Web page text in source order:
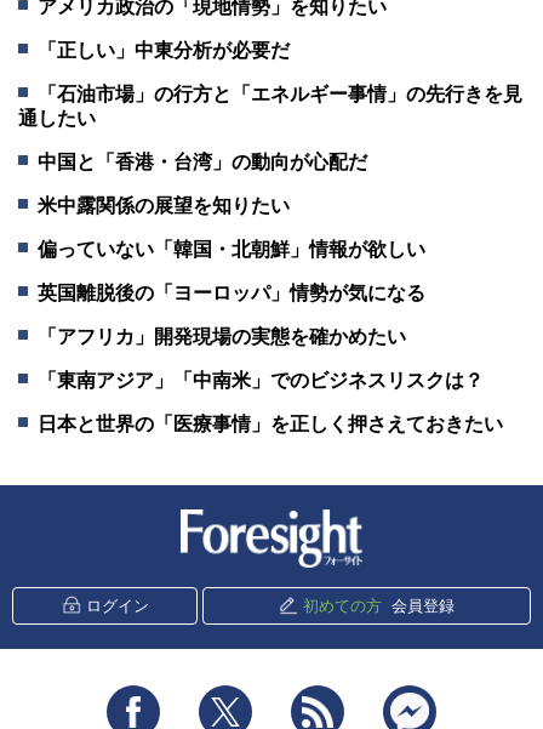
アメリカ政治の「現地情勢」を知りたい
「正しい」中東分析が必要だ
「石油市場」の行方と「エネルギー事情」の先行きを見
通したい
中国と「香港・台湾」の動向が心配だ
米中露関係の展望を知りたい
偏っていない「韓国・北朝鮮」情報が欲しい
英国離脱後の「ヨーロッパ」情勢が気になる
「アフリカ」開発現場の実態を確かめたい
「東南アジア」「中南米」でのビジネスリスクは？
日本と世界の「医療事情」を正しく押さえておきたい
ログイン 初めての方 会員登録
Facebook Twitter RSS